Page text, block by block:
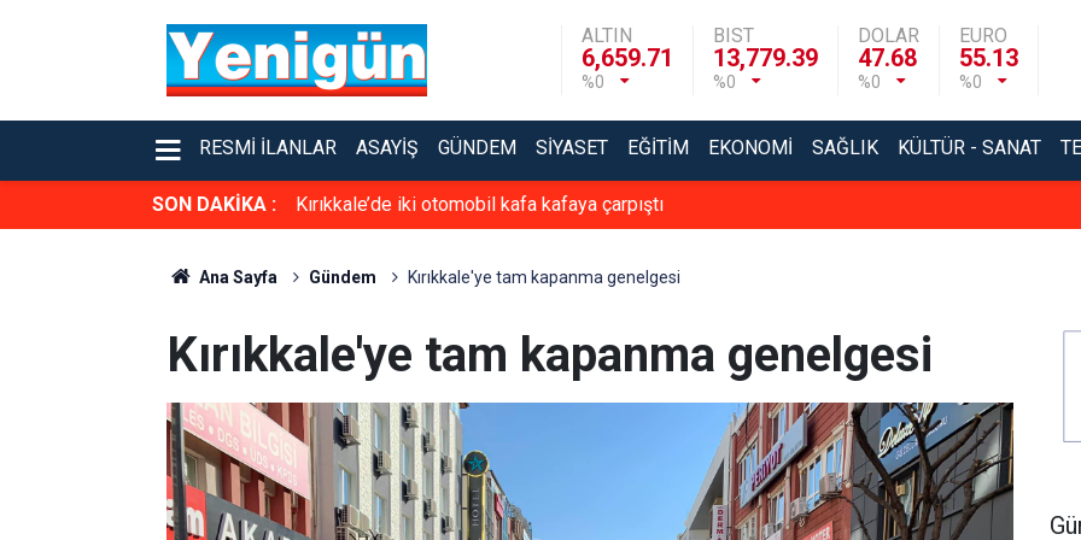
ALTIN
6,659.71
%0
BIST
13,779.39
%0
DOLAR
47.68
%0
EURO
55.13
%0
RESMI İLANLAR ASAYIŞ GÜNDEM SIYASET EĞITIM EKONOMI SAĞLIK KÜLTÜR - SANAT
SON DAKİKA : Kırıkkale’de iki otomobil kafa kafaya çarpıştı
Ana Sayfa Gündem Kırıkkale'ye tam kapanma genelgesi
Kırıkkale'ye tam kapanma genelgesi